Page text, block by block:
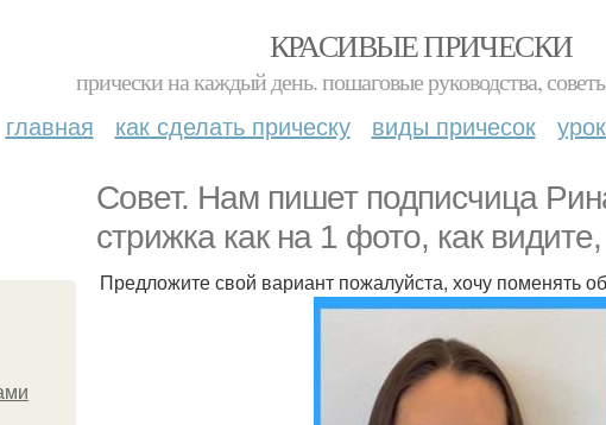
КРАСИВЫЕ ПРИЧЕСКИ
прически на каждый день. пошаговые руководства,
главная как сделать прическу виды причесок
Совет. Нам пишет подписчица
стрижка как на 1 фото, как
Предложите свой вариант пожалуйста, хочу поменять